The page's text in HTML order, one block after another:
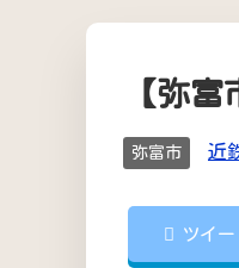
【弥
弥富市 近
ツイー